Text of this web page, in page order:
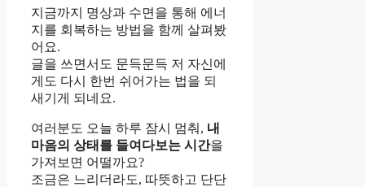
지금까지 명상과 수면을 통해 에너
지를 회복하는 방법을 함께 살펴봤
어요.
글을 쓰면서도 문득문득 저 자신에
게도 다시 한번 쉬어가는 법을 되
새기게 되네요.
여러분도 오늘 하루 잠시 멈춰, 내
마음의 상태를 들여다보는 시간을
가져보면 어떨까요?
조금은 느리더라도, 따뜻하고 단단